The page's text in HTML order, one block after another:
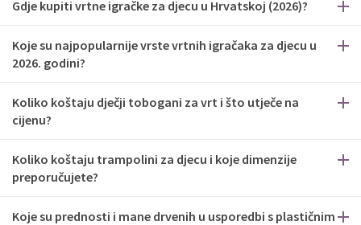
Gdje kupiti vrtne igračke za djecu u Hrvatskoj (2026)?
Koje su najpopularnije vrste vrtnih igračaka za djecu u
2026. godini?
Koliko koštaju dječji tobogani za vrt i što utječe na
cijenu?
Koliko koštaju trampolini za djecu i koje dimenzije
preporučujete?
Koje su prednosti i mane drvenih u usporedbi s plastičnim